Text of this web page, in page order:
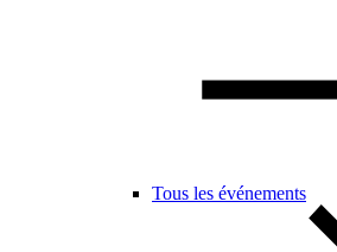
Tous les événements